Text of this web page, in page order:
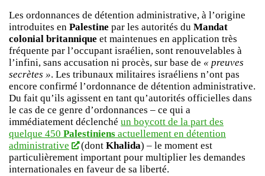
Les ordonnances de détention administrative, à l’origine
introduites en Palestine par les autorités du Mandat
colonial britannique et maintenues en application très
fréquente par l’occupant israélien, sont renouvelables à
l’infini, sans accusation ni procès, sur base de « preuves
secrètes ». Les tribunaux militaires israéliens n’ont pas
encore confirmé l’ordonnance de détention administrative.
Du fait qu’ils agissent en tant qu’autorités officielles dans
le cas de ce genre d’ordonnances – ce qui a
immédiatement déclenché un boycott de la part des
quelque 450 Palestiniens actuellement en détention
administrative
(dont Khalida) – le moment est
particulièrement important pour multiplier les demandes
internationales en faveur de sa liberté.